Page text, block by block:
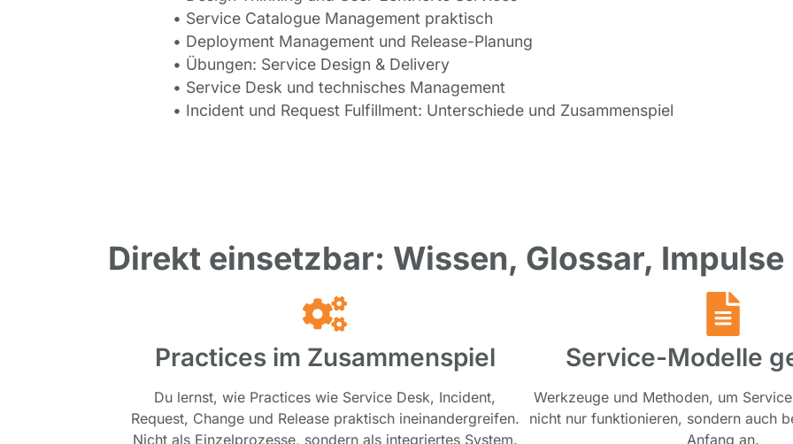
• Service Catalogue Management praktisch
• Deployment Management und Release-Planung
• Übungen: Service Design & Delivery
• Service Desk und technisches Management
• Incident und Request Fulfillment: Unterschiede und Zusammenspiel
Direkt einsetzbar: Wissen, Glossar, Impulse
Practices im Zusammenspiel
Du lernst, wie Practices wie Service Desk, Incident,
Request, Change und Release praktisch ineinandergreifen.
Nicht als Einzelprozesse, sondern als integriertes System.
Service-Modelle
Werkzeuge und Methoden, um
nicht nur funktionieren, sondern auch
Anfang an.